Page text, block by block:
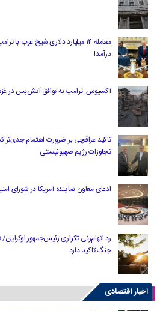
معامله ۱۴ میلیارد دلاری شیخ
درآمد!
آکسیوس: ترامپ به توافق آتش‌بس در غزه ظرف ۲ روز آینده
تاکید عراقچی بر ضرورت اهتمام جدی‌تر
تجاوزات رژیم صهیونیستی
ادعای معاون نماینده آمریکا در شورای
رد اتهام‌زنی تکراری رئیس‌جمهور اوکراین/
جنگ تاکید دارد
اخبار اقتصادی